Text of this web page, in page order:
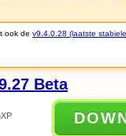
ook de v9.4.0.28 (laatste
Beta